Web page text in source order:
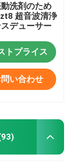
洗剤のため
超音波清浄
デューサー
トプライス
い合わせ